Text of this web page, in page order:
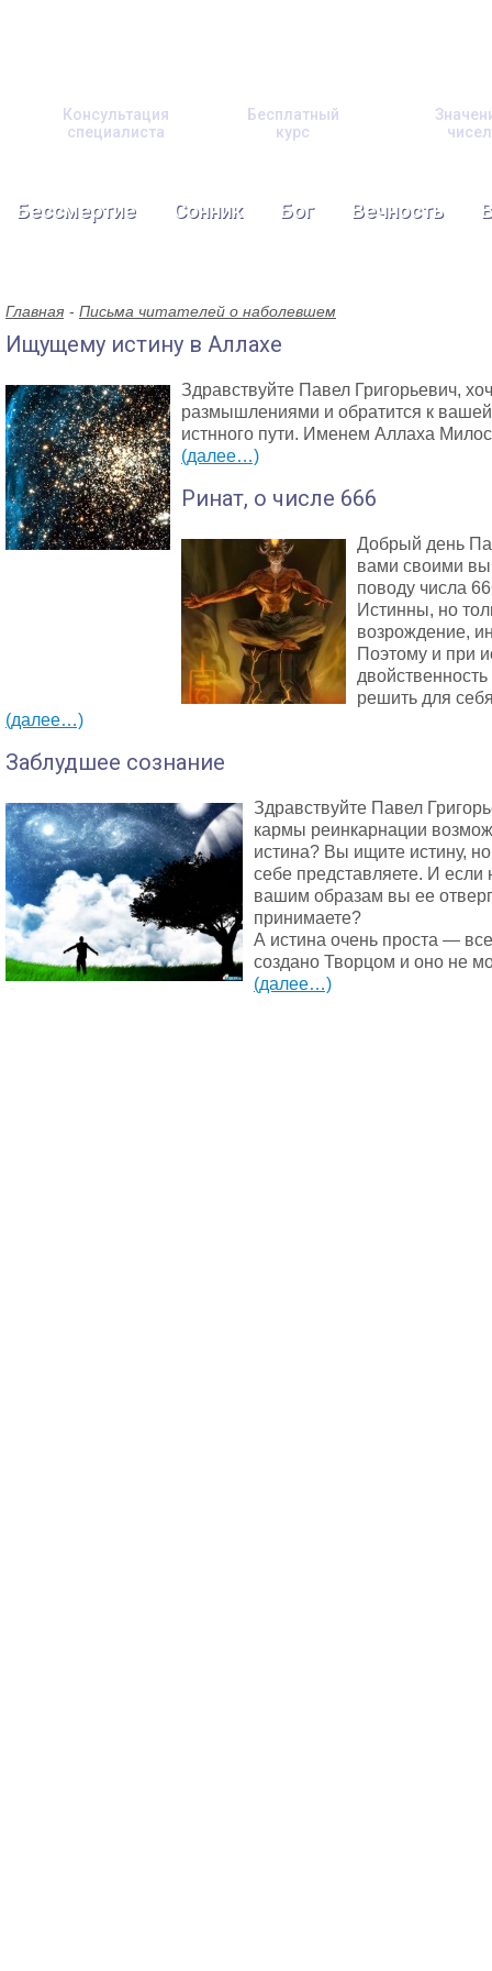
Консультация
специалиста
Бесплатный
курс
чисел
Бессмертие Сонник Бог Вечность
Главная Письма читателей о наболевшем
Ищущему истину в Аллахе
Здравствуйте Павел Григорьевич,
размышлениями и обратится к
истнного пути. Именем Аллаха
(далее…)
Ринат, о числе 666
Добрый день
вами своими
поводу числа
Истинны, но
возрождение,
Поэтому и при
решить для
(далее…)
Заблудшее сознание
Здравствуйте Павел
кармы реинкарнации
истина? Вы ищите истину,
себе представляете. И если
вашим образам вы ее
принимаете?
А истина очень проста —
создано Творцом и оно не
(далее…)